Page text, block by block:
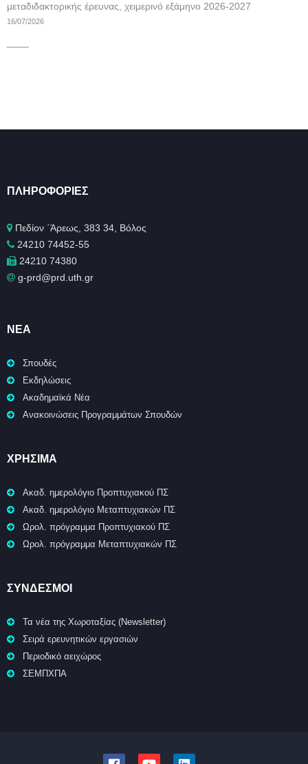
μεταδιδακτορικής έρευνας, χειμερινό εξάμηνο 2026-2027
16/07/2026
ΠΛΗΡΟΦΟΡΊΕΣ
Πεδίον ΄Άρεως, 383 34, Βόλος
24210 74452-55
24210 74380
g-prd@prd.uth.gr
ΝΈΑ
Σπουδές
Εκδηλώσεις
Ακαδημαϊκά Νέα
Ανακοινώσεις Προγραμμάτων Σπουδών
ΧΡΉΣΙΜΑ
Ακαδ. ημερολόγιο Προπτυχιακού ΠΣ
Ακαδ. ημερολόγιο Μεταπτυχιακών ΠΣ
Ωρολ. πρόγραμμα Προπτυχιακού ΠΣ
Ωρολ. πρόγραμμα Μεταπτυχιακών ΠΣ
ΣΥΝΔΕΣΜΟΙ
Τα νέα της Χωροταξίας (Newsletter)
Σειρά ερευνητικών εργασιών
Περιοδικό αειχώρος
ΣΕΜΠΧΠΑ